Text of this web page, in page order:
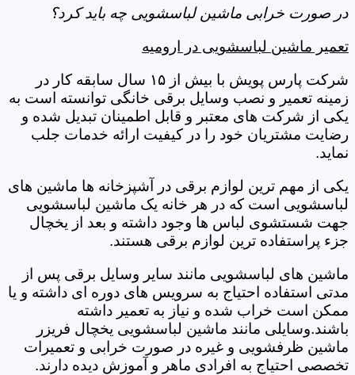
در صورت خرابی ماشین لباسشویی چه باید کرد؟
تعمیر ماشین لباسشویی در ارومیه
شرکت پارس پویش با بیش از ۱۵ سال سابقه کار در
زمینه تعمیر و نصب وسایل برقی خانگی توانسته است به
یکی از شرکت های معتبر و قابل اطمینان تبدیل شده و
رضایت مشتریان خود را در کیفیت ارائه خدمات جلب
نماید.
یکی از مهم ترین لوازم برقی در آشپزخانه ها ماشین های
لباسشویی است که در هر خانه یک ماشین لباسشویی
جهت شستشوی لباس ها وجود داشته و بعد از یخچال
جزء پراستفاده ترین لوازم برقی هستند.
ماشین های لباسشویی مانند سایر وسایل برقی پس از
مدتی استفاده احتیاج به سرویس های دوره ای داشته و یا
ممکن است خراب شده و نیاز به تعمیر داشته
باشند.وسایلی مانند ماشین لباسشویی یخچال فریزر
ماشین ظرفشویی و غیره در صورت خرابی و تعمیرات
تخصصی احتیاج به افرادی ماهر و آموزش دیده دارند.